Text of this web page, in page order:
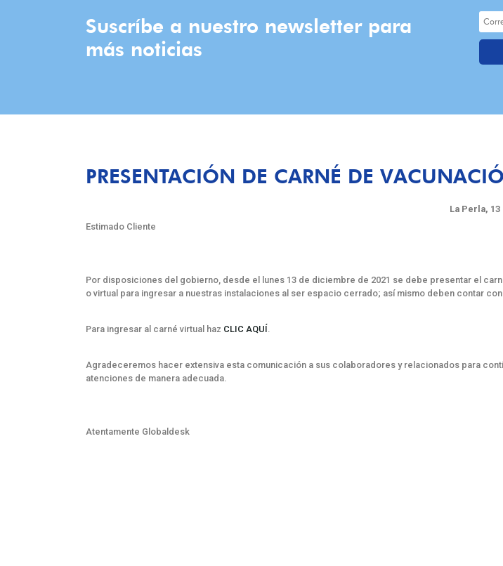
Suscríbe a nuestro newsletter para
más noticias
PRESENTACIÓN DE CARNÉ DE
La Perla,
Estimado Cliente
Por disposiciones del gobierno, desde el lunes 13 de diciembre de 2021 se debe presentar el
o virtual para ingresar a nuestras instalaciones al ser espacio cerrado; así mismo deben contar
Para ingresar al carné virtual haz CLIC AQUÍ
Agradeceremos hacer extensiva esta comunicación a sus colaboradores y relacionados para
atenciones de manera adecuada.
Atentamente Globaldesk